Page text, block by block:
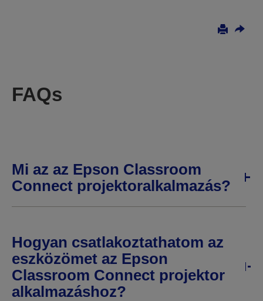
FAQs
Mi az az Epson Classroom
Connect projektoralkalmazás?
Hogyan csatlakoztathatom az
eszközömet az Epson
Classroom Connect projektor
alkalmazáshoz?